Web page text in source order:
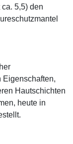
5,5) den
Eigenschaften,
Hautschichten
heute in